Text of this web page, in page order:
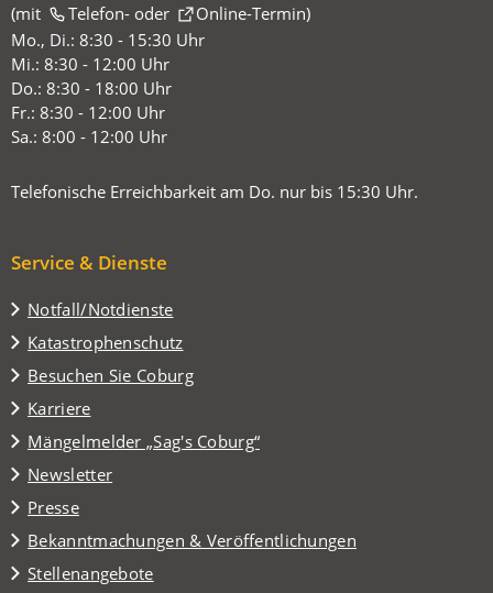
(mit
Telefon-oder Online-Termin
(Öffnet
in
einem
neuen
Tab)
)
Mo., Di.: 8:30 - 15:30 Uhr
Mi.: 8:30 - 12:00 Uhr
Do.: 8:30 - 18:00 Uhr
Fr.: 8:30 - 12:00 Uhr
Sa.: 8:00 - 12:00 Uhr
Telefonische Erreichbarkeit am Do. nur bis 15:30 Uhr.
Service & Dienste
Notfall/Notdienste
Katastrophenschutz
Besuchen Sie Coburg
(Öffnet
in
einem
neuen
Tab)
Karriere
Mängelmelder „Sag's Coburg“
(Öffnet
in
einem
neuen
Tab)
Newsletter
Presse
Bekanntmachungen & Veröffentlichungen
Stellenangebote